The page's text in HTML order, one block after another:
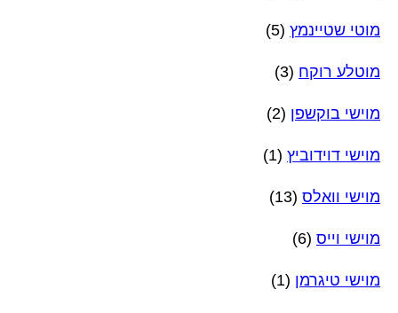
מוטי שטיינמץ (5)
מוטלע רוקח (3)
מוישי בוקשפן (2)
מוישי דוידוביץ (1)
מוישי וואלס (13)
מוישי וייס (6)
מוישי טיגרמן (1)